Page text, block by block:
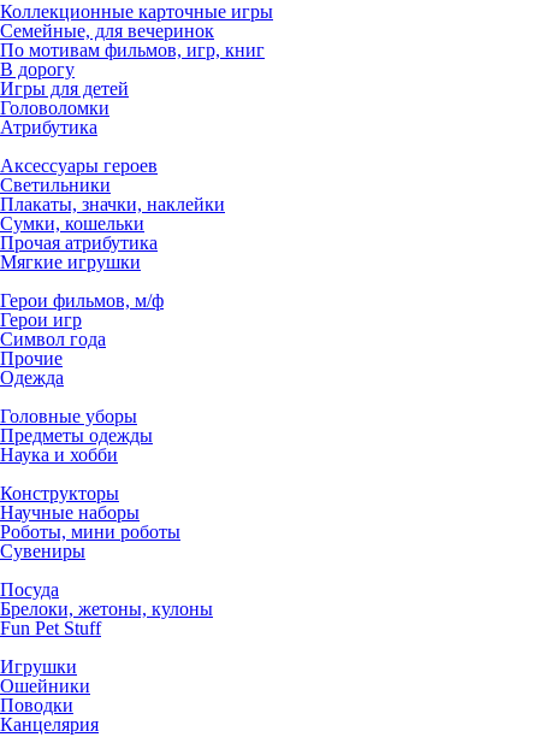
Коллекционные карточные игры
Семейные, для вечеринок
По мотивам фильмов, игр, книг
В дорогу
Игры для детей
Головоломки
Атрибутика
Аксессуары героев
Светильники
Плакаты, значки, наклейки
Сумки, кошельки
Прочая атрибутика
Мягкие игрушки
Герои фильмов, м/ф
Герои игр
Символ года
Прочие
Одежда
Головные уборы
Предметы одежды
Наука и хобби
Конструкторы
Научные наборы
Роботы, мини роботы
Сувениры
Посуда
Брелоки, жетоны, кулоны
Fun Pet Stuff
Игрушки
Ошейники
Поводки
Канцелярия